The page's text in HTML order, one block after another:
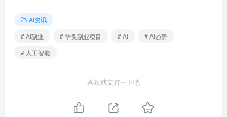
AI资讯
# AI副业
# 华良副业项目 # AI
# AI趋势
# 人工智能
喜欢就支持一下吧